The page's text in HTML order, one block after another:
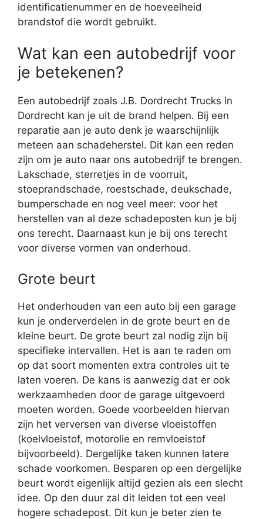
identificatienummer en de hoeveelheid
brandstof die wordt gebruikt.
Wat kan een autobedrijf voor
je betekenen?
Een autobedrijf zoals J.B. Dordrecht Trucks in
Dordrecht kan je uit de brand helpen. Bij een
reparatie aan je auto denk je waarschijnlijk
meteen aan schadeherstel. Dit kan een reden
zijn om je auto naar ons autobedrijf te brengen.
Lakschade, sterretjes in de voorruit,
stoeprandschade, roestschade, deukschade,
bumperschade en nog veel meer: voor het
herstellen van al deze schadeposten kun je bij
ons terecht. Daarnaast kun je bij ons terecht
voor diverse vormen van onderhoud.
Grote beurt
Het onderhouden van een auto bij een garage
kun je onderverdelen in de grote beurt en de
kleine beurt. De grote beurt zal nodig zijn bij
specifieke intervallen. Het is aan te raden om
op dat soort momenten extra controles uit te
laten voeren. De kans is aanwezig dat er ook
werkzaamheden door de garage uitgevoerd
moeten worden. Goede voorbeelden hiervan
zijn het verversen van diverse vloeistoffen
(koelvloeistof, motorolie en remvloeistof
bijvoorbeeld). Dergelijke taken kunnen latere
schade voorkomen. Besparen op een dergelijke
beurt wordt eigenlijk altijd gezien als een slecht
idee. Op den duur zal dit leiden tot een veel
hogere schadepost. Dit kun je beter zien te